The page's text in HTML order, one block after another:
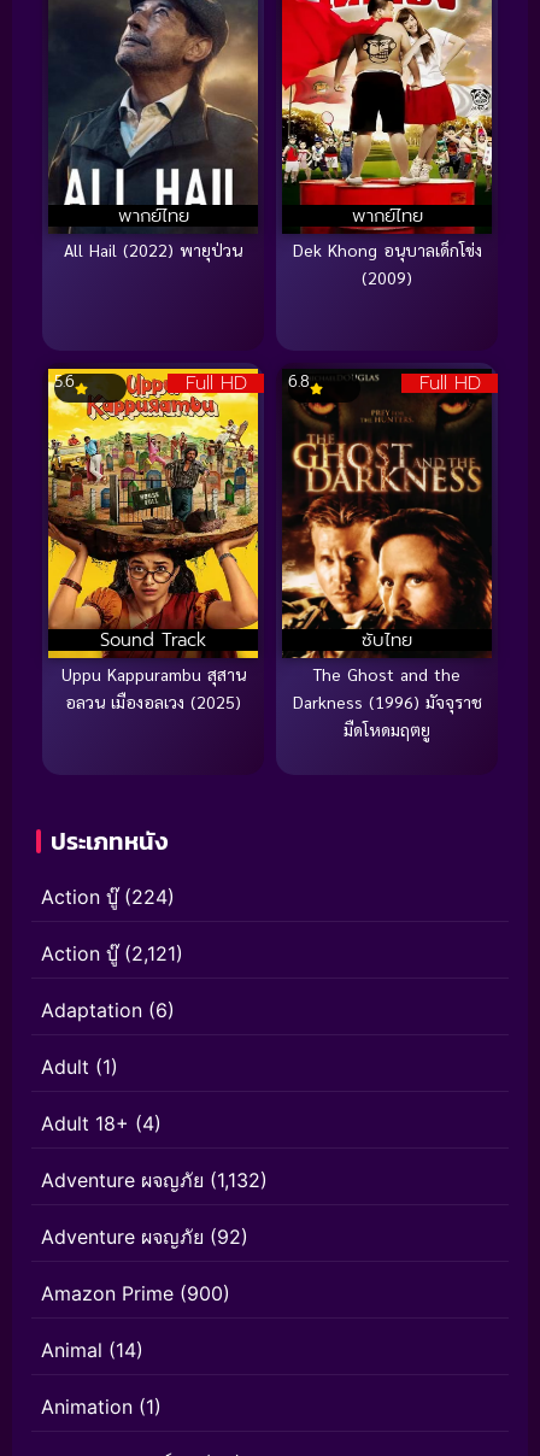
พากย์ไทย
All Hail (2022) พายุป่วน
พากย์ไทย
Dek Khong อนุบาลเด็กโข่ง
(2009)
Full HD
Sound Track
5.6
Uppu Kappurambu สุสาน
อลวน เมืองอลเวง (2025)
Full HD
ซับไทย
6.8
The Ghost and the
Darkness (1996) มัจจุราช
มืดโหดมฤตยู
ประเภทหนัง
Action บู๊(224)
Action บู๊(2,121)
Adaptation (6)
Adult (1)
Adult 18+ (4)
Adventure ผจญภัย (1,132)
Adventure ผจญภัย (92)
Amazon Prime (900)
Animal (14)
Animation (1)